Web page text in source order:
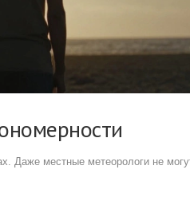
Даже местные метеорологи не